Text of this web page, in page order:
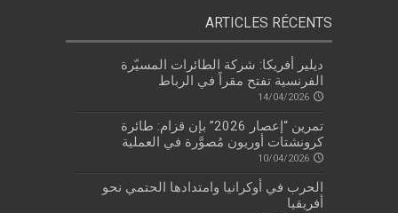
ARTICLES RÉCENTS
ديلير أفريكا: شركة الطائرات المسيّرة
الفرنسية تفتح مقراً في الرباط
14/04/2026
تمرين “إعصار 2026” بإن قزام: طائرة
كرونشتات أوريون مُصوَّرة في العملية
10/04/2026
الحرب في أوكرانيا وامتدادها الحتمي نحو
أفريقيا